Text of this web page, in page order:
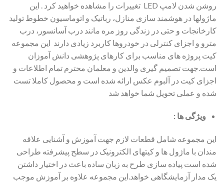
روشن شدن لامپ LED تغییرات را مشاهده خواهید کرد . این
ماژولها در هوشمند سازی منازل، رباتیک و اتوماسیون خطوط تولید
کارخانجات و حتی در زندگی روز مره مانند درب آسانسور، درب
مترو و اجزای کنترلی در خودروها کاربرد زیادی دارند این مجموعه
کیت پروژه های مناسب برای کارهای پژوهشی دانش آموزان
است.جهت تصمیم گیری والدین و معلمان محترم تمام اطلاعات و
اجزای کیت در آلبوم عکس ارائه شده است و محصول کاملا تست
شده و عملی تحویل شما خواهد شد
ویژگی ها :
این مجموعه شامل قطعات لازم جهت آموزش و آشنایی علاقه
مندان با ماژول ها و کیتهای الکترونیک در سطح پیشرفته طراحی
شده است پیاده سازی طرح به زبان ساده باعث در اختیار داشتن
یک مدار آزمایشگاهی خواهد.این مجموعه علاوه بر آموزش موجب